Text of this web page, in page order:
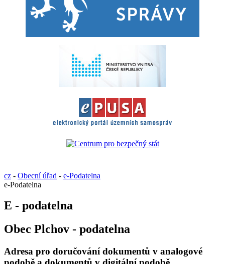
cz - Obecní úřad - e-Podatelna
e-Podatelna
E - podatelna
Obec Plchov - podatelna
Adresa pro doručování dokumentů v analogové